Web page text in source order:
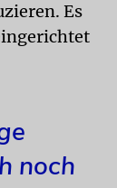
Es
noch